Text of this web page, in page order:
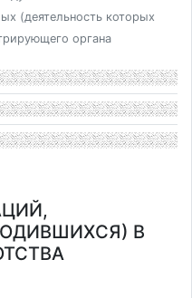
(деятельность которых
органа
В